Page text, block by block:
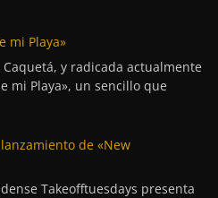
mi Playa»
Caquetá, y radicada actualmente
mi Playa», un sencillo que
de «New
Takeofftuesdays presenta